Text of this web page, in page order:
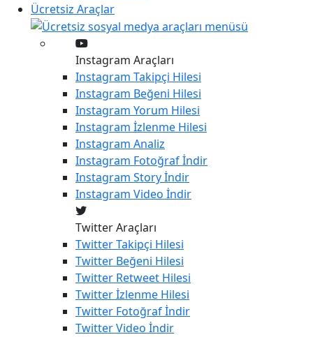
Ücretsiz Araçlar
Instagram Araçları
Instagram Takipçi Hilesi
Instagram Beğeni Hilesi
Instagram Yorum Hilesi
Instagram İzlenme Hilesi
Instagram Analiz
Instagram Fotoğraf İndir
Instagram Story İndir
Instagram Video İndir
Twitter Araçları
TwitterTakipçi Hilesi
Twitter Beğeni Hilesi
Twitter Retweet Hilesi
Twitterİzlenme Hilesi
Twitter Fotoğraf İndir
TwitterVideo İndir